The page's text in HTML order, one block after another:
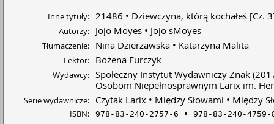
Inne tytuły: 21486 Dziewczyna, którą kochałeś [Cz.
Autorzy: Jojo Moyes Jojo sMoyes
Tłumaczenie: Nina Dzierżawska Katarzyna Malita
Lektor: Bożena Furczyk
Wydawcy: Społeczny Instytut Wydawniczy Znak
Osobom Niepełnosprawnym Larix im.
Serie wydawnicze: Czytak Larix Między Słowami Między
ISBN: 978-83-240-2757-6 978-83-240-4759-